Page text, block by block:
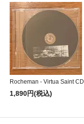
Rocheman - Virtua Saint CD
1,890円(税込)